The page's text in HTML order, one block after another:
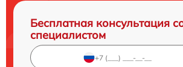
Бесплатная консультация
специалистом